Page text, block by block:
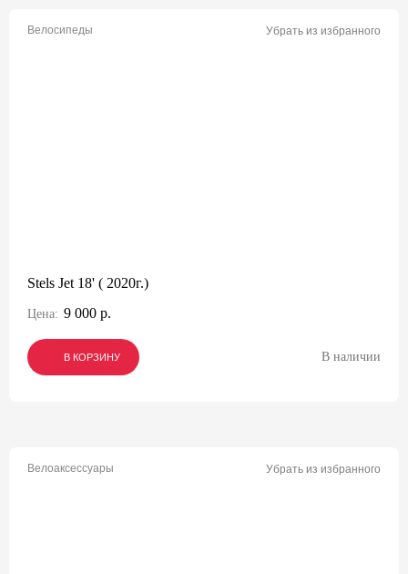
Велосипеды Убрать из избранного
Stels Jet 18' ( 2020г.)
Цена: 9 000 р.
В КОРЗИНУ
В КОРЗИНУ
В КОРЗИНУ В наличии
Велоаксессуары Убрать из избранного